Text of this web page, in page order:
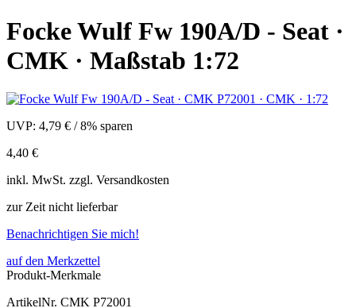
Focke Wulf Fw 190A/D - Seat ·
CMK · Maßstab 1:72
UVP: 4,79 € /8% sparen
4,40 €
inkl. MwSt. zzgl. Versandkosten
zur Zeit nicht lieferbar
Benachrichtigen Sie mich!
auf den Merkzettel
Produkt-Merkmale
ArtikelNr. CMK P72001